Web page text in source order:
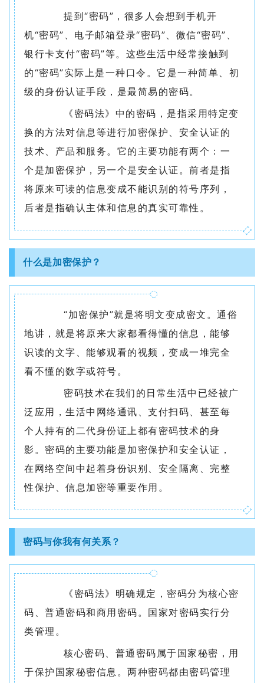
转
化
人
才
队
伍
研
究
生
教
育
合
作
党
建
工
作
提到“密码”，很多人会想到手机开
机“密码”、电子邮箱登录“密码”、微信“密码”、
银行卡支付“密码”等。这些生活中经常接触到
的“密码”实际上是一种口令。它是一种简单、初
级的身份认证手段，是最简易的密码。
《密码法》中的密码，是指采用特定变
换的方法对信息等进行加密保护、安全认证的
技术、产品和服务。它的主要功能有两个：一
个是加密保护，另一个是安全认证。前者是指
将原来可读的信息变成不能识别的符号序列，
后者是指确认主体和信息的真实可靠性。
什么是加密保护？
“加密保护”就是将明文变成密文。通俗
地讲，就是将原来大家都看得懂的信息，能够
识读的文字、能够观看的视频，变成一堆完全
看不懂的数字或符号。
密码技术在我们的日常生活中已经被广
泛应用，生活中网络通讯、支付扫码、甚至每
个人持有的二代身份证上都有密码技术的身
影。密码的主要功能是加密保护和安全认证，
在网络空间中起着身份识别、安全隔离、完整
性保护、信息加密等重要作用。
密码与你我有何关系？
《密码法》明确规定，密码分为核心密
码、普通密码和商用密码。国家对密码实行分
类管理。
核心密码、普通密码属于国家秘密，用
于保护国家秘密信息。两种密码都由密码管理